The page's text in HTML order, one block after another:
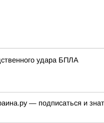
удара БПЛА
— подписаться и